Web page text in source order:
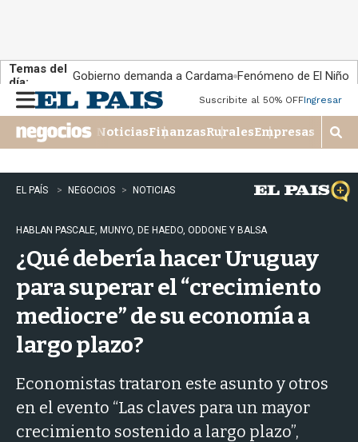
Temas del
día:
Gobierno demanda a Cardama Fenómeno de El Niño
n
u
Suscribite al 50% OFFIngresar
NoticiasFinanzasRuralesEmpresas
M
o
s
t
r
EL PAÍS NEGOCIOS NOTICIAS
HABLAN PASCALE, MUNYO, DE HAEDO, ODDONE Y BALSA
¿Qué debería hacer Uruguay
para superar el “crecimiento
mediocre” de su economía a
largo plazo?
Economistas trataron este asunto y otros
en el evento “Las claves para un mayor
crecimiento sostenido a largo plazo”,